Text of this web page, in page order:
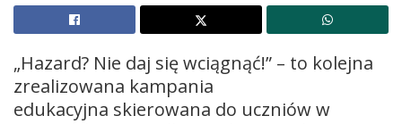
„Hazard? Nie daj się wciągnąć!” – to kolejna
zrealizowana kampania
edukacyjna skierowana do uczniów w